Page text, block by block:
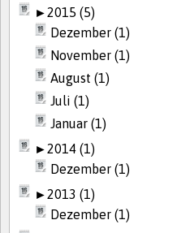
►2015 (5)
Dezember (1)
November (1)
August (1)
Juli (1)
Januar (1)
►2014 (1)
Dezember (1)
►2013 (1)
Dezember (1)